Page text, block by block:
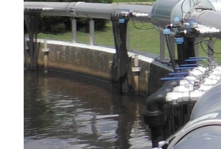
Brau Beviale
Hannover Messe
IFAT
Tausendwasser
Energieeffizienz & Nachhaltigkeit